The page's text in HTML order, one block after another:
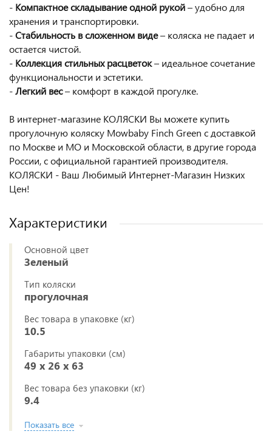
- Компактное складывание одной рукой– удобно для
хранения и транспортировки.
-Стабильность в сложенном виде– коляска не падает и
остается чистой.
- Коллекция стильных расцветок– идеальное сочетание
функциональности и эстетики.
-Легкий вес– комфорт в каждой прогулке.
В интернет-магазине КОЛЯСКИ Вы можете купить
прогулочную коляску Mowbaby Finch Green с доставкой
по Москве и МО и Московской области, в другие города
России, с официальной гарантией производителя.
КОЛЯСКИ - Ваш Любимый Интернет-Магазин Низких
Цен!
Характеристики
Основной цвет
Зеленый
Тип коляски
прогулочная
Вес товара в упаковке (кг)
10.5
Габариты упаковки (см)
49 x 26 x 63
Вес товара без упаковки (кг)
9.4
Показать все